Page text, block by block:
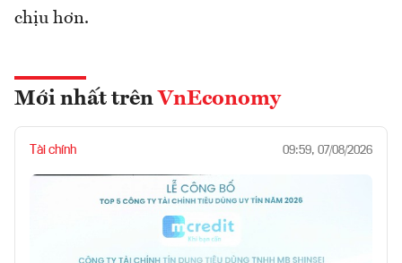
chịu hơn.
Mới nhất trên VnEconomy
Tài chính 09:59, 07/08/2026